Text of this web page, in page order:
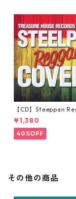
【CD】Steeppan
vers
¥1,380
40%OFF
その他の商品